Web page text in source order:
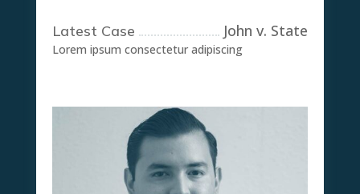
Latest Case John v. State
Lorem ipsum consectetur adipiscing